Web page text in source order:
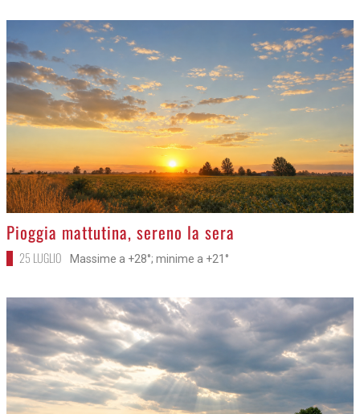
>
Pioggia mattutina, sereno la sera
25 LUGLIO Massime a +28°; minime a +21°